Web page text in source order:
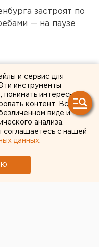
застроят по
— на паузе
2 МАРТА 2020 В 11:43
ЕАНовости
к
и сервис для
инструменты
понимать интересы
контент. Вся
виде и
анализа.
соглашаетесь с нашей
данных